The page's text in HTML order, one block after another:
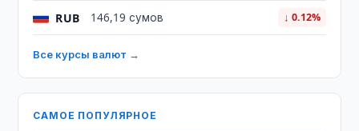
RUB 146,19 сумов ↓ 0.12%
Все курсы валют →
САМОЕ ПОПУЛЯРНОЕ